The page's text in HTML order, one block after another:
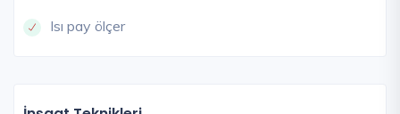
Isı pay ölçer